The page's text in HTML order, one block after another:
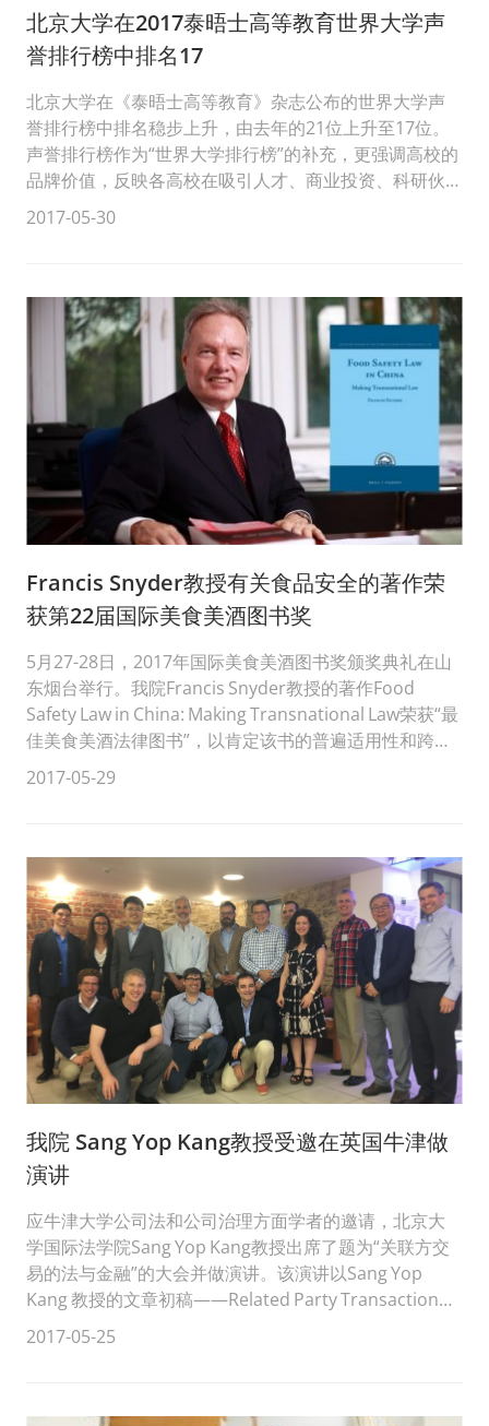
北京大学在2017泰晤士高等教育世界大学声
誉排行榜中排名17
北京大学在《泰晤士高等教育》杂志公布的世界大学声
誉排行榜中排名稳步上升，由去年的21位上升至17位。
声誉排行榜作为“世界大学排行榜”的补充，更强调高校的
品牌价值，反映各高校在吸引人才、商业投资、科研伙
伴等...
2017-05-30
Francis Snyder教授有关食品安全的著作荣
获第22届国际美食美酒图书奖
5月27-28日，2017年国际美食美酒图书奖颁奖典礼在山
东烟台举行。我院Francis Snyder教授的著作Food
Safety Law in China: Making Transnational Law荣获“最
佳美食美酒法律图书”，以肯定该书的普遍适用性和跨领
域的...
2017-05-29
我院 Sang Yop Kang教授受邀在英国牛津做
演讲
应牛津大学公司法和公司治理方面学者的邀请，北京大
学国际法学院Sang Yop Kang教授出席了题为“关联方交
易的法与金融”的大会并做演讲。该演讲以Sang Yop
Kang 教授的文章初稿——Related Party Transaction
Regulat...
2017-05-25